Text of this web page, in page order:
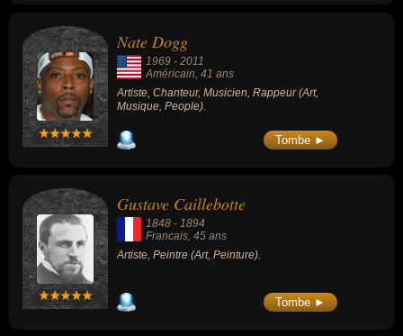
Nate Dogg
1969 - 2011
Américain , 41 ans
Artiste, Chanteur, Musicien, Rappeur (Art,
Musique, People).
Tombe ►
Gustave Caillebotte
1848 - 1894
Francais, 45 ans
Artiste, Peintre (Art, Peinture).
Tombe ►